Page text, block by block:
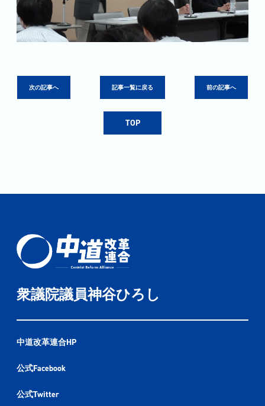
次の記事へ 記事一覧に戻る 前の記事へ
TOP
衆議院議員神谷ひろし
中道改革連合HP
公式Facebook
公式Twitter